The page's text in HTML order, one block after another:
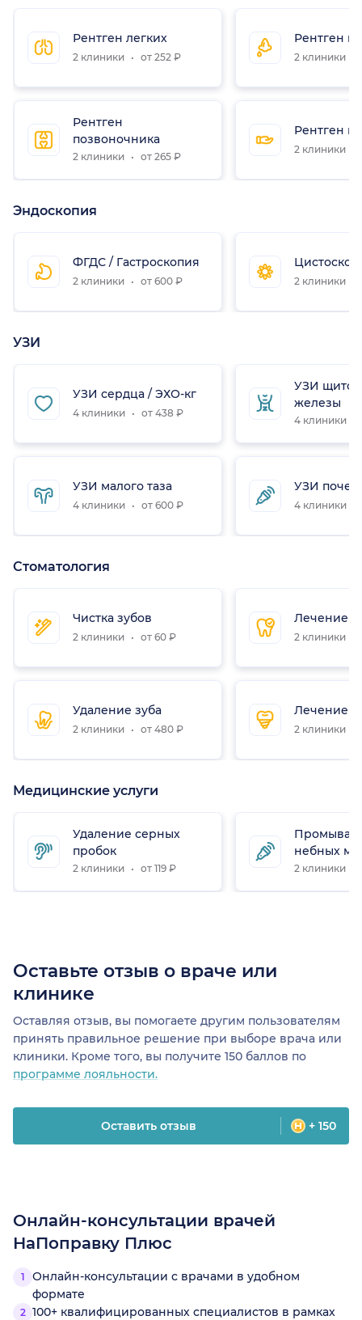
Рентген легких
2 клиники от 252 ₽
Рентген
позвоночника
2 клиники от 265 ₽
Рентген
2 клиники
Рентген
2 клиники
Эндоскопия
ФГДС / Гастроскопия
2 клиники от 600 ₽ 2 клиники
УЗИ
УЗИ сердца / ЭХО-кг
4 клиники от 438 ₽
УЗИ малого таза
4 клиники от 600 ₽
УЗИ
железы
4 клиники
УЗИ почек
4 клиники
Стоматология
Чистка зубов
2 клиники от 60 ₽
Удаление зуба
2 клиники от 480 ₽
Лечение
2 клиники
Лечение
2 клиники
Медицинские услуги
Удаление серных
пробок
2 клиники от 119 ₽
небных
2 клиники
Оставьте отзыв о враче или
клинике
Оставляя отзыв, вы помогаете другим пользователям
принять правильное решение при выборе врача или
клиники. Кроме того, вы получите 150 баллов по
программе лояльности.
Оставить отзыв + 150
Онлайн-консультации врачей
НаПоправку Плюс
Онлайн-консультации с врачами в удобном
формате
100+ квалифицированных специалистов в рамках